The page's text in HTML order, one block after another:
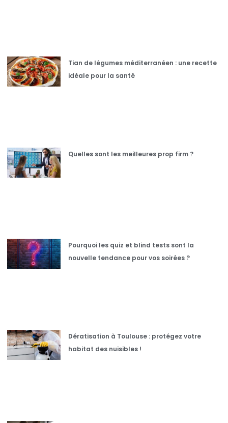
Tian de légumes méditerranéen : une recette
idéale pour la santé
Quelles sont les meilleures prop firm ?
Pourquoi les quiz et blind tests sont la
nouvelle tendance pour vos soirées ?
Dératisation à Toulouse : protégez votre
habitat des nuisibles !